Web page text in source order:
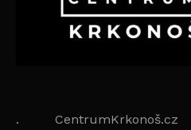
. CentrumKrkonoš.cz